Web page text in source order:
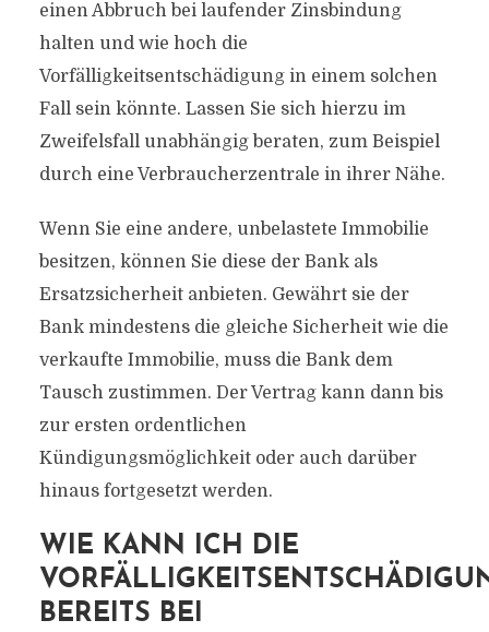
einen Abbruch bei laufender Zinsbindung
halten und wie hoch die
Vorfälligkeitsentschädigung in einem solchen
Fall sein könnte. Lassen Sie sich hierzu im
Zweifelsfall unabhängig beraten, zum Beispiel
durch eine Verbraucherzentrale in ihrer Nähe.
Wenn Sie eine andere, unbelastete Immobilie
besitzen, können Sie diese der Bank als
Ersatzsicherheit anbieten. Gewährt sie der
Bank mindestens die gleiche Sicherheit wie die
verkaufte Immobilie, muss die Bank dem
Tausch zustimmen. Der Vertrag kann dann bis
zur ersten ordentlichen
Kündigungsmöglichkeit oder auch darüber
hinaus fortgesetzt werden.
WIE KANN ICH DIE
BEREITS BEI